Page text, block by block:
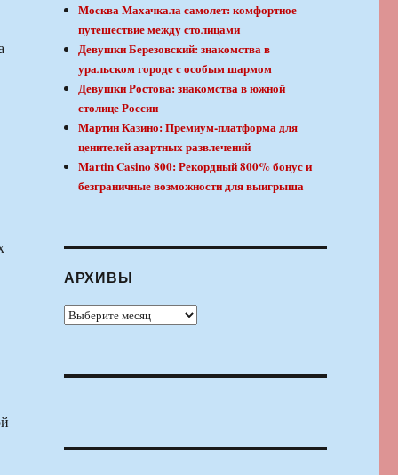
Москва Махачкала самолет: комфортное
путешествие между столицами
Девушки Березовский: знакомства в
уральском городе с особым шармом
Девушки Ростова: знакомства в южной
столице России
Мартин Казино: Премиум-платформа для
ценителей азартных развлечений
Martin Casino 800: Рекордный 800% бонус и
безграничные возможности для выигрыша
АРХИВЫ
Архивы